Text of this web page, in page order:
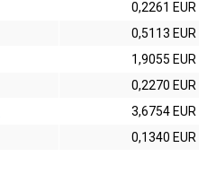
0,2261 EUR
0,5113 EUR
1,9055 EUR
0,2270 EUR
3,6754 EUR
0,1340 EUR